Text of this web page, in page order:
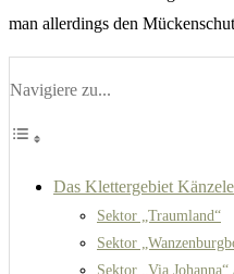
man allerdings den
Navigiere zu...
Das Klettergebiet
Sektor „Traumland“
Sektor
Sektor „Via